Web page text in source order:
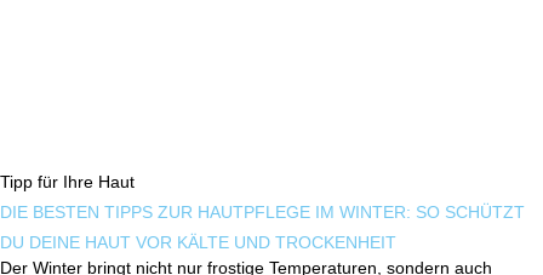
Tipp für Ihre Haut
DIE BESTEN TIPPS ZUR HAUTPFLEGE IM WINTER: SO SCHÜTZT
DU DEINE HAUT VOR KÄLTE UND TROCKENHEIT
Der Winter bringt nicht nur frostige Temperaturen, sondern auch